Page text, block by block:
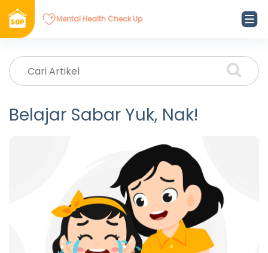
Mental Health Check Up
Belajar Sabar Yuk, Nak!